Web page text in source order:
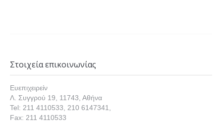
Στοιχεία επικοινωνίας
Ευεπιχειρείν
Λ. Συγγρού 19, 11743, Αθήνα
Tel: 211 4110533, 210 6147341,
Fax: 211 4110533